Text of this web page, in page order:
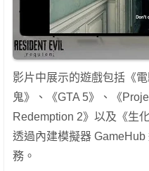
影片中展示的遊戲包括《
鬼》、《GTA 5》、《
Redemption 2》以及《生
透過內建模擬器
務。